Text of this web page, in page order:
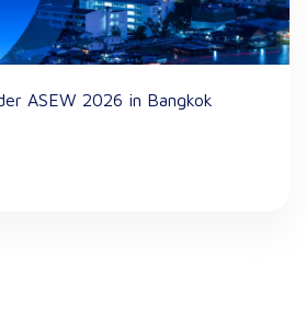
ASEW 2026 in Bangkok